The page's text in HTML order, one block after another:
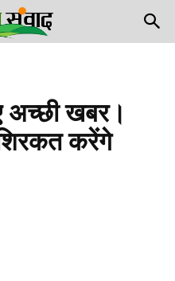
अच्छी खबर।
करेंगे